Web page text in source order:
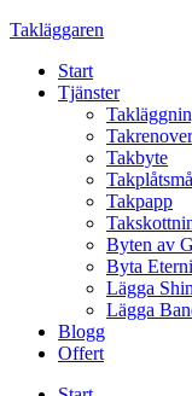
Skip
content
Takläggaren
Start
Tjänster
Takbyte
Takpapp
Byten av
Byta
Lägga
Lägga
Blogg
Offert